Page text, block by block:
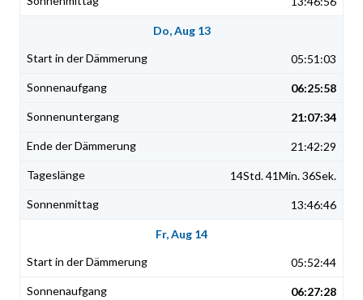
Do, Aug 13
05:51:03
06:25:58
21:07:34
21:42:29
14Std. 41Min. 36Sek.
13:46:46
Fr, Aug 14
05:52:44
06:27:28